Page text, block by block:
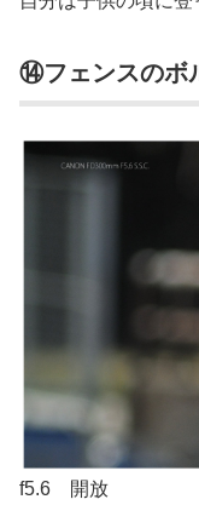
⑭フェンスのボ
f5.6 開放